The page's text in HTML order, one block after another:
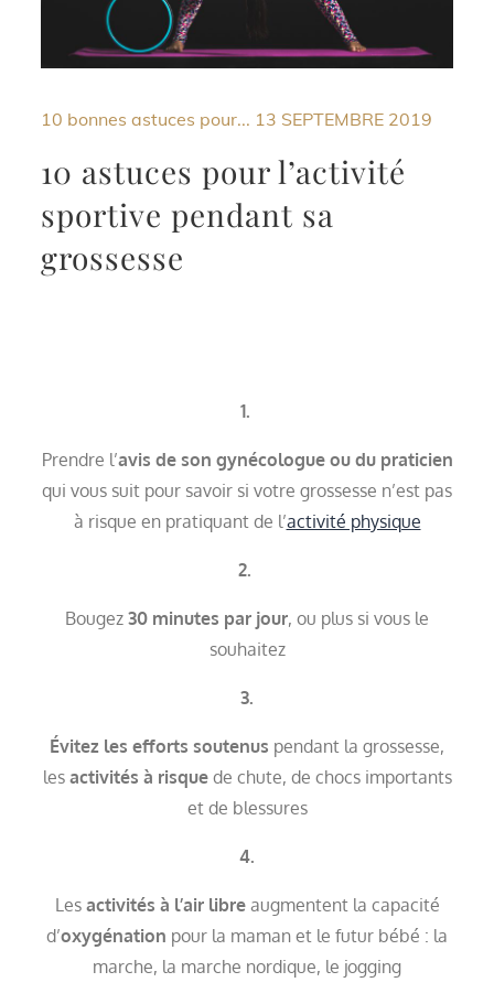
10 bonnes astuces pour... 13 SEPTEMBRE 2019
10 astuces pour l’activité
sportive pendant sa
grossesse
1.
Prendre l’avis de son gynécologue ou du praticien
qui vous suit pour savoir si votre grossesse n’est pas
à risque en pratiquant de l’activité physique
2.
Bougez 30 minutes par jour, ou plus si vous le
souhaitez
3.
Évitez les efforts soutenus pendant la grossesse,
les activités à risquede chute, de chocs importants
et de blessures
4.
Les activités à l’air libreaugmentent la capacité
d’oxygénation pour la maman et le futur bébé : la
marche, la marche nordique, le jogging